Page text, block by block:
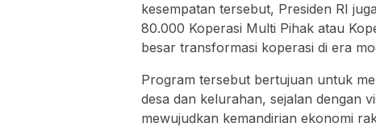
kesempatan tersebut, Presiden RI
80.000 Koperasi Multi Pihak atau
besar transformasi koperasi di era
Program tersebut bertujuan untuk
desa dan kelurahan, sejalan dengan
mewujudkan kemandirian ekonomi